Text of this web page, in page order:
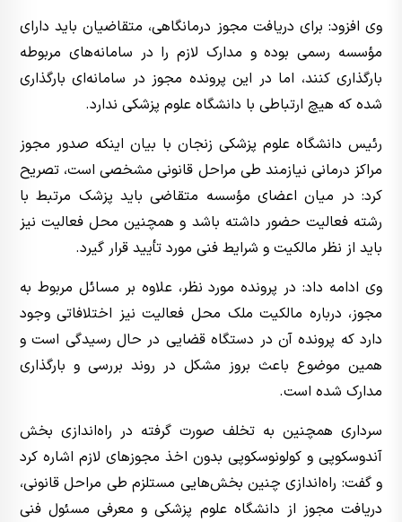
وی افزود: برای دریافت مجوز درمانگاهی، متقاضیان باید دارای
مؤسسه رسمی بوده و مدارک لازم را در سامانه‌های مربوطه
بارگذاری کنند، اما در این پرونده مجوز در سامانه‌ای بارگذاری
شده که هیچ ارتباطی با دانشگاه علوم پزشکی ندارد.
رئیس دانشگاه علوم پزشکی زنجان با بیان اینکه صدور مجوز
مراکز درمانی نیازمند طی مراحل قانونی مشخصی است، تصریح
کرد: در میان اعضای مؤسسه متقاضی باید پزشک مرتبط با
رشته فعالیت حضور داشته باشد و همچنین محل فعالیت نیز
باید از نظر مالکیت و شرایط فنی مورد تأیید قرار گیرد.
وی ادامه داد: در پرونده مورد نظر، علاوه بر مسائل مربوط به
مجوز، درباره مالکیت ملک محل فعالیت نیز اختلافاتی وجود
دارد که پرونده آن در دستگاه قضایی در حال رسیدگی است و
همین موضوع باعث بروز مشکل در روند بررسی و بارگذاری
مدارک شده است.
سرداری همچنین به تخلف صورت گرفته در راه‌اندازی بخش
آندوسکوپی و کولونوسکوپی بدون اخذ مجوزهای لازم اشاره کرد
و گفت: راه‌اندازی چنین بخش‌هایی مستلزم طی مراحل قانونی،
دریافت مجوز از دانشگاه علوم پزشکی و معرفی مسئول فنی